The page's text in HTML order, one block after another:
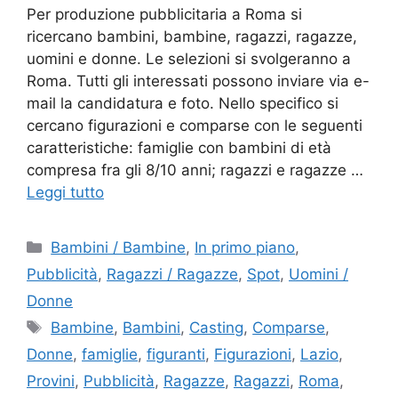
Per produzione pubblicitaria a Roma si
ricercano bambini, bambine, ragazzi, ragazze,
uomini e donne. Le selezioni si svolgeranno a
Roma. Tutti gli interessati possono inviare via e-
mail la candidatura e foto. Nello specifico si
cercano figurazioni e comparse con le seguenti
caratteristiche: famiglie con bambini di età
compresa fra gli 8/10 anni; ragazzi e ragazze …
Leggi tutto
Categorie
Bambini / Bambine, In primo piano,
Pubblicità, Ragazzi / Ragazze, Spot, Uomini /
Donne
Tag
Bambine, Bambini, Casting, Comparse,
Donne, famiglie, figuranti, Figurazioni, Lazio,
Provini, Pubblicità, Ragazze, Ragazzi, Roma,